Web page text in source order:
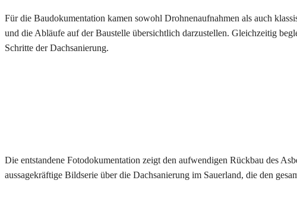
Für die Baudokumentation kamen sowohl Drohnenaufnahmen als auch
und die Abläufe auf der Baustelle übersichtlich darzustellen. Gleichzeitig
Schritte der Dachsanierung.
Die entstandene Fotodokumentation zeigt den aufwendigen Rückbau des
aussagekräftige Bildserie über die Dachsanierung im Sauerland, die den